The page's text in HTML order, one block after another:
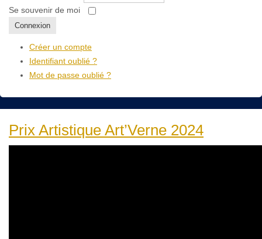
Se souvenir de moi
Connexion
Créer un compte
Identifiant oublié ?
Mot de passe oublié ?
Prix Artistique Art’Verne 2024